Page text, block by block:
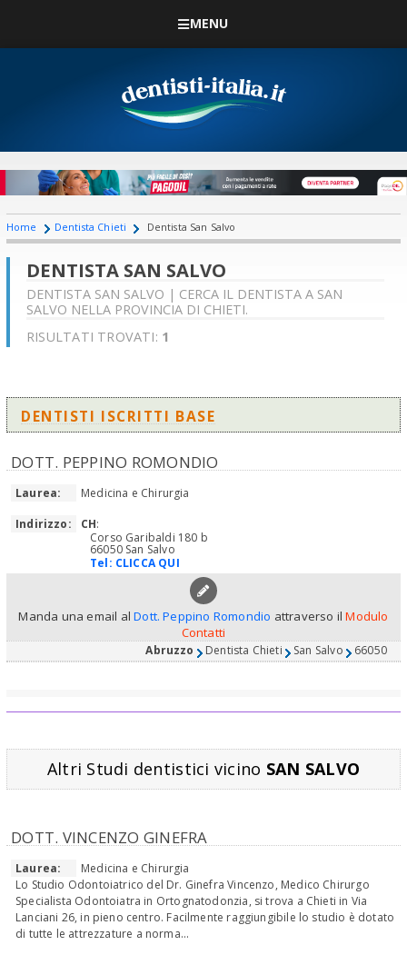
MENU
Home Dentista Chieti Dentista San Salvo
DENTISTA SAN SALVO
DENTISTA SAN SALVO | CERCA IL DENTISTA A SAN
SALVO NELLA PROVINCIA DI CHIETI.
RISULTATI TROVATI: 1
DENTISTI ISCRITTI BASE
DOTT. PEPPINO ROMONDIO
Laurea:
Medicina e Chirurgia
Indirizzo:
CH:
Corso Garibaldi 180 b
66050 San Salvo
Tel: CLICCA QUI
Manda una email alDott. Peppino Romondio attraverso ilModulo
Contatti
Abruzzo Dentista Chieti San Salvo 66050
Altri Studi dentistici vicino SAN SALVO
DOTT. VINCENZO GINEFRA
Laurea:
Medicina e Chirurgia
Lo Studio Odontoiatrico del Dr. Ginefra Vincenzo, Medico Chirurgo
Specialista Odontoiatra in Ortognatodonzia, si trova a Chieti in Via
Lanciani 26, in pieno centro. Facilmente raggiungibile lo studio è dotato
di tutte le attrezzature a norma...